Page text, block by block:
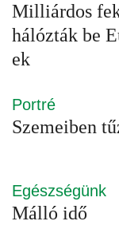
Milliárdos
hálózták be
ek
Portré
Szemeiben
Egészségünk
Málló idő